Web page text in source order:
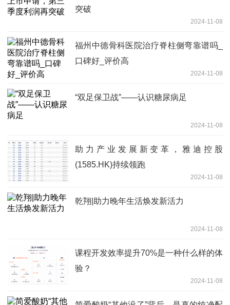
突破
2024-11-08
福州中德骨科医院治疗脊柱侧弯靠谱吗_
口碑好_评价高
2024-11-08
“双足保卫战”——认识糖尿病足
2024-11-08
助力产业发展新变革，雅迪控股
(1585.HK)持续领跑
2024-11-08
乾翔|助力晚年生活焕发新活力
2024-11-08
课程开发效率提升70%是一种什么样的体
验？
2024-11-08